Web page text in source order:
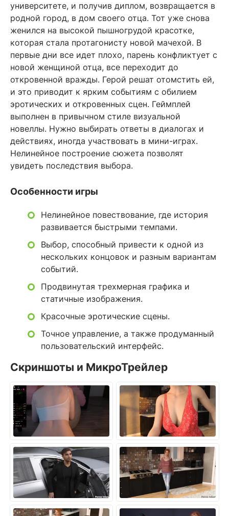
университете, и получив диплом, возвращается в
родной город, в дом своего отца. Тот уже снова
женился на высокой пышногрудой красотке,
которая стала протагонисту новой мачехой. В
первые дни все идет плохо, парень конфликтует с
новой женщиной отца, все переходит до
откровенной вражды. Герой решат отомстить ей,
и это приводит к ярким событиям с обилием
эротических и откровенных сцен. Геймплей
выполнен в привычном стиле визуальной
новеллы. Нужно выбирать ответы в диалогах и
действиях, иногда участвовать в мини-играх.
Нелинейное построение сюжета позволят
увидеть последствия выбора.
Особенности игры
Нелинейное повествование, где история
развивается быстрыми темпами.
Выбор, способный привести к одной из
нескольких концовок и разным вариантам
событий.
Продвинутая трехмерная графика и
статичные изображения.
Красочные эротические сцены.
Точное управление, а также продуманный
пользовательский интерфейс.
Скриншоты и МикроТрейлер